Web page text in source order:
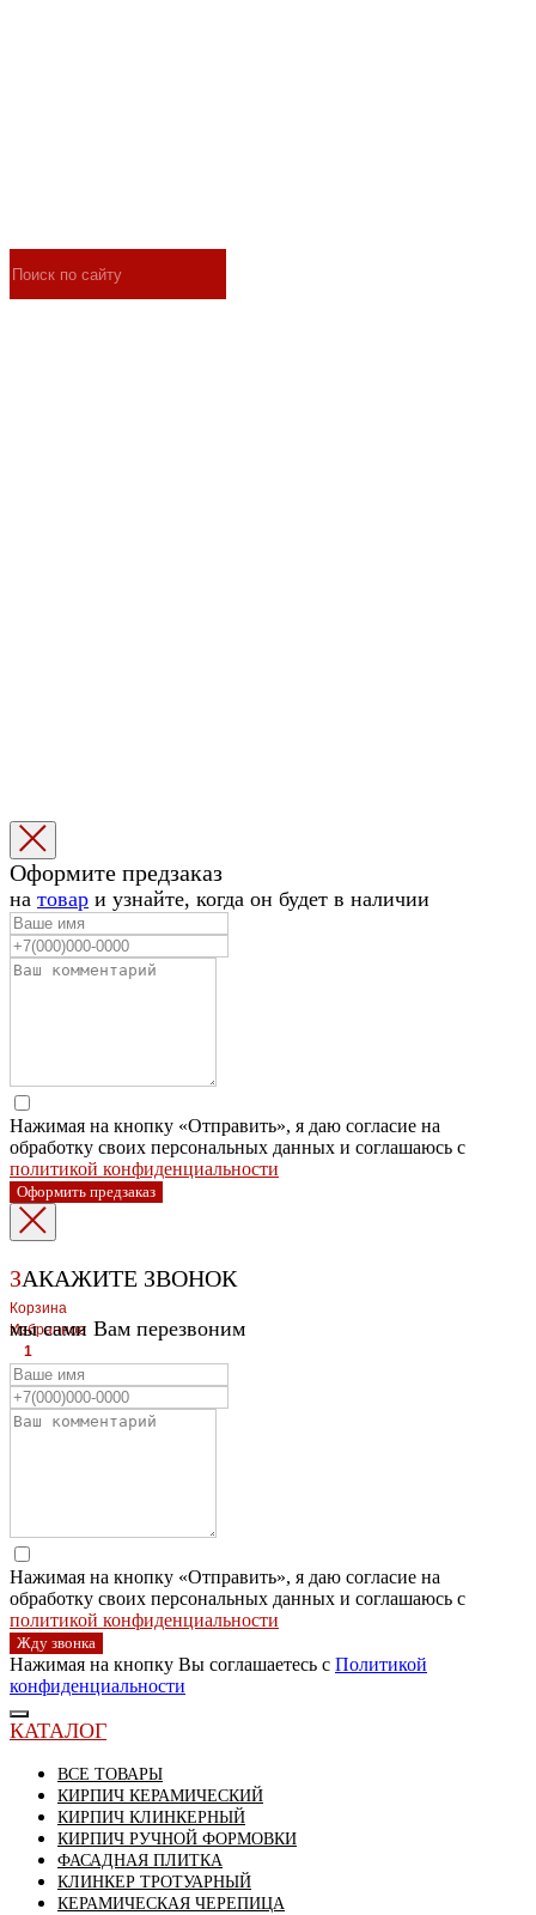
Корзина
1
|
Корзина
Избранное
1
1
ЛЕВЫЙ БЕРЕГ
Оформите предзаказ
на товар и узнайте, когда он будет в наличии
Нажимая на кнопку «Отправить», я даю согласие на
обработку своих персональных данных и соглашаюсь с
политикой конфиденциальности
Оформить предзаказ
ЗАКАЖИТЕ ЗВОНОК
мы сами Вам перезвоним
Нажимая на кнопку «Отправить», я даю согласие на
обработку своих персональных данных и соглашаюсь с
политикой конфиденциальности
Жду звонка
Нажимая на кнопку Вы соглашаетесь с Политикой
конфиденциальности
КАТАЛОГ
ВСЕ ТОВАРЫ
КИРПИЧ КЕРАМИЧЕСКИЙ
КИРПИЧ КЛИНКЕРНЫЙ
КИРПИЧ РУЧНОЙ ФОРМОВКИ
ФАСАДНАЯ ПЛИТКА
КЛИНКЕР ТРОТУАРНЫЙ
КЕРАМИЧЕСКАЯ ЧЕРЕПИЦА